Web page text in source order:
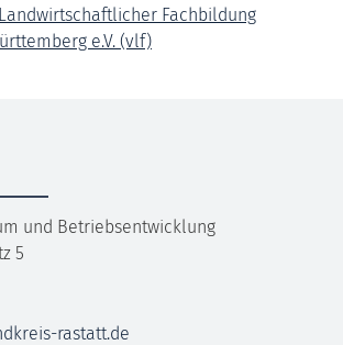
Fachbildung
e.V. (vlf)
und Betriebsentwicklung
5
rastatt.de